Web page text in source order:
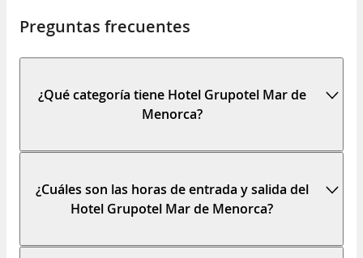
Preguntas frecuentes
¿Qué categoría tiene Hotel Grupotel Mar de
Menorca?
¿Cuáles son las horas de entrada y salida del
Hotel Grupotel Mar de Menorca?